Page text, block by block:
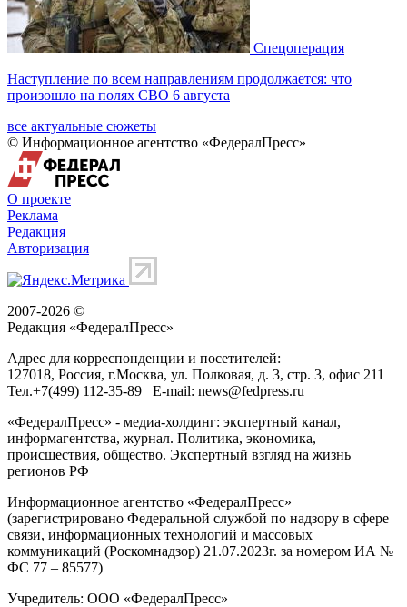
Спецоперация
Наступление по всем направлениям продолжается: что
произошло на полях СВО 6 августа
все актуальные сюжеты
© Информационное агентство «ФедералПресс»
О проекте
Реклама
Редакция
Авторизация
2007-2026 ©
Редакция «ФедералПресс»
Адрес для корреспонденции и посетителей:
127018, Россия, г.Москва, ул. Полковая, д. 3, стр. 3, офис 211
Тел.+7(499) 112-35-89 E-mail: news@fedpress.ru
«ФедералПресс» - медиа-холдинг: экспертный канал,
информагентства, журнал. Политика, экономика,
происшествия, общество. Экспертный взгляд на жизнь
регионов РФ
Информационное агентство «ФедералПресс»
(зарегистрировано Федеральной службой по надзору в сфере
связи, информационных технологий и массовых
коммуникаций (Роскомнадзор) 21.07.2023г. за номером ИА №
ФС 77 – 85577)
Учредитель: ООО «ФедералПресс»